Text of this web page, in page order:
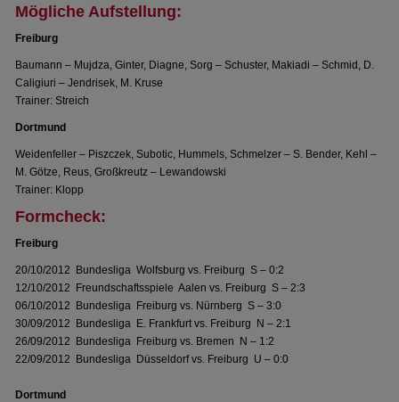
Mögliche Aufstellung:
Freiburg
Baumann – Mujdza, Ginter, Diagne, Sorg – Schuster, Makiadi – Schmid, D.
Caligiuri – Jendrisek, M. Kruse
Trainer: Streich
Dortmund
Weidenfeller – Piszczek, Subotic, Hummels, Schmelzer – S. Bender, Kehl –
M. Götze, Reus, Großkreutz – Lewandowski
Trainer: Klopp
Formcheck:
Freiburg
20/10/2012 Bundesliga Wolfsburg vs. Freiburg S – 0:2
12/10/2012 Freundschaftsspiele Aalen vs. Freiburg S – 2:3
06/10/2012 Bundesliga Freiburg vs. Nürnberg S – 3:0
30/09/2012 Bundesliga E. Frankfurt vs. Freiburg N – 2:1
26/09/2012 Bundesliga Freiburg vs. Bremen N – 1:2
22/09/2012 Bundesliga Düsseldorf vs. Freiburg U – 0:0
Dortmund